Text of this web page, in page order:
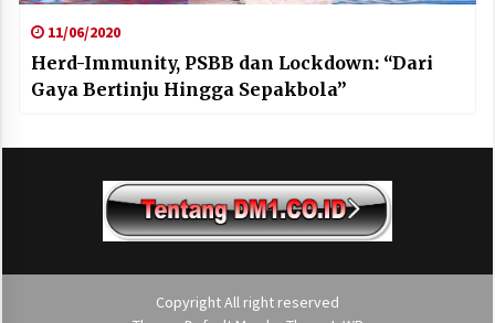
11/06/2020
Herd-Immunity, PSBB dan Lockdown: “Dari
Gaya Bertinju Hingga Sepakbola”
Copyright All right reserved